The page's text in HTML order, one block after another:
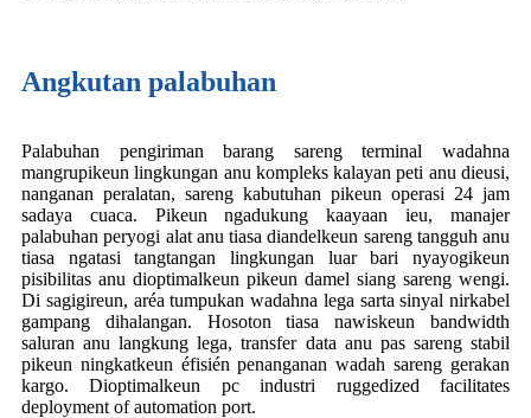
Angkutan palabuhan
Palabuhan pengiriman barang sareng terminal wadahna
mangrupikeun lingkungan anu kompleks kalayan peti anu dieusi,
nanganan peralatan, sareng kabutuhan pikeun operasi 24 jam
sadaya cuaca. Pikeun ngadukung kaayaan ieu, manajer
palabuhan peryogi alat anu tiasa diandelkeun sareng tangguh anu
tiasa ngatasi tangtangan lingkungan luar bari nyayogikeun
pisibilitas anu dioptimalkeun pikeun damel siang sareng wengi.
Di sagigireun, aréa tumpukan wadahna lega sarta sinyal nirkabel
gampang dihalangan. Hosoton tiasa nawiskeun bandwidth
saluran anu langkung lega, transfer data anu pas sareng stabil
pikeun ningkatkeun éfisién penanganan wadah sareng gerakan
kargo. Dioptimalkeun pc industri ruggedized facilitates
deployment of automation port.